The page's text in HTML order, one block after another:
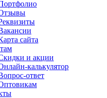
сайта
и акции
калькулятор
ответ